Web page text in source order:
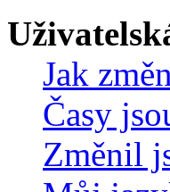
Jak
Časy
Změnil